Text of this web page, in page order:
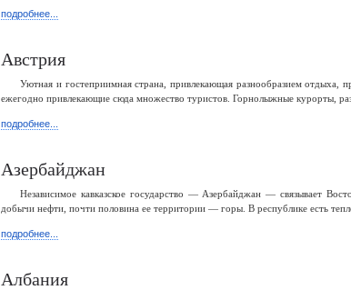
подробнее...
Австрия
Уютная и гостеприимная страна, привлекающая разнообразием отдыха,
ежегодно привлекающие сюда множество туристов. Горнолыжные курорты,
подробнее...
Азербайджан
Независимое кавказское государство — Азербайджан — связывает
добычи нефти, почти половина ее территории — горы. В республике есть
подробнее...
Албания